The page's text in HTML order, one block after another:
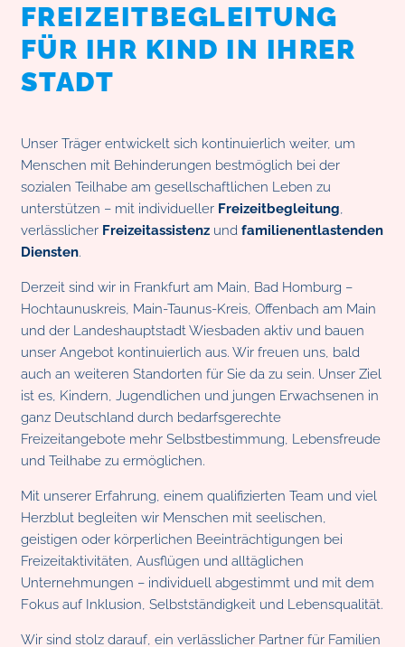
FREIZEITBEGLEITUNG
FÜR IHR KIND IN IHRER
STADT
Unser Träger entwickelt sich kontinuierlich weiter, um
Menschen mit Behinderungen bestmöglich bei der
sozialen Teilhabe am gesellschaftlichen Leben zu
unterstützen – mit individueller Freizeitbegleitung
verlässlicher Freizeitassistenzund familienentlastenden
Diensten.
Derzeit sind wir in Frankfurt am Main, Bad Homburg –
Hochtaunuskreis, Main-Taunus-Kreis, Offenbach am Main
und der Landeshauptstadt Wiesbaden aktiv und bauen
unser Angebot kontinuierlich aus. Wir freuen uns, bald
auch an weiteren Standorten für Sie da zu sein. Unser Ziel
ist es, Kindern, Jugendlichen und jungen Erwachsenen in
ganz Deutschland durch bedarfsgerechte
Freizeitangebote mehr Selbstbestimmung, Lebensfreude
und Teilhabe zu ermöglichen.
Mit unserer Erfahrung, einem qualifizierten Team und viel
Herzblut begleiten wir Menschen mit seelischen,
geistigen oder körperlichen Beeinträchtigungen bei
Freizeitaktivitäten, Ausflügen und alltäglichen
Unternehmungen – individuell abgestimmt und mit dem
Fokus auf Inklusion, Selbstständigkeit und Lebensqualität.
Wir sind stolz darauf, ein verlässlicher Partner für Familien